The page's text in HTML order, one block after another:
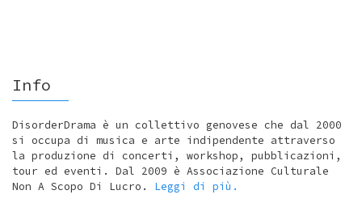
Info
DisorderDrama è un collettivo genovese che dal 2000
si occupa di musica e arte indipendente attraverso
la produzione di concerti, workshop, pubblicazioni,
tour ed eventi. Dal 2009 è Associazione Culturale
Non A Scopo Di Lucro. Leggi di più.